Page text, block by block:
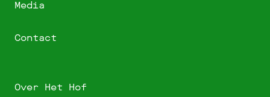
Media
Contact
Over Het Hof